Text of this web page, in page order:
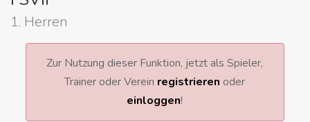
1. Herren
Zur Nutzung dieser Funktion, jetzt als Spieler,
Trainer oder Verein registrieren oder
einloggen!